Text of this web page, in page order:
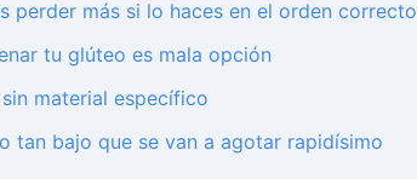
perder más si lo haces en el orden correcto
tu glúteo es mala opción
material específico
tan bajo que se van a agotar rapidísimo